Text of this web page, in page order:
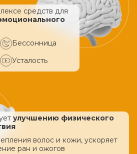
средств для
Бессонница
Усталость
улучшению физического
волос и кожи, ускоряет
ран и ожогов